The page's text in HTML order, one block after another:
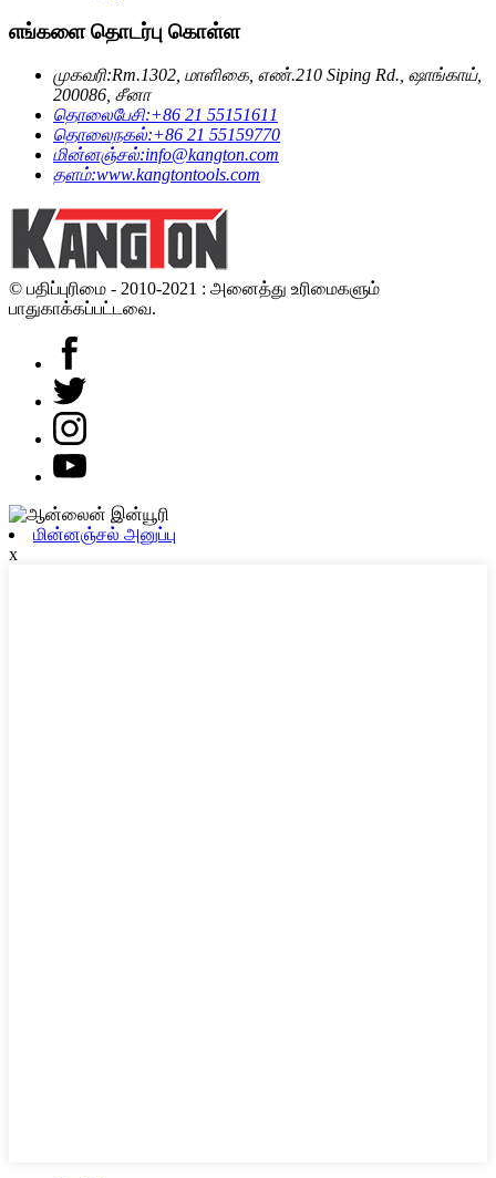
எங்களை தொடர்பு கொள்ள
முகவரி:Rm.1302, மாளிகை, எண்.210 Siping Rd., ஷாங்காய்,
200086, சீனா
தொலைபேசி:+86 21 55151611
தொலைநகல்:+86 21 55159770
மின்னஞ்சல்:info@kangton.com
தளம்:www.kangtontools.com
© பதிப்புரிமை - 2010-2021 : அனைத்து உரிமைகளும்
பாதுகாக்கப்பட்டவை.
மின்னஞ்சல் அனுப்பு
x